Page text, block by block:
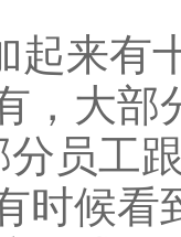
起来有
，大
员工
时候